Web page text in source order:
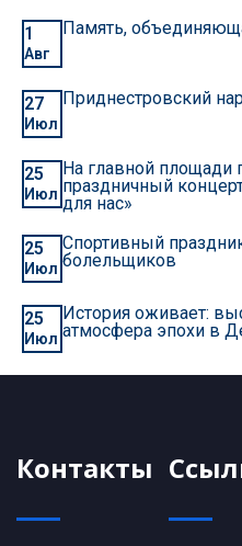
1
Авг
Память,
27
Июл
Приднестровский
25
Июл
На главной площади
праздничный
для нас»
25
Июл
Спортивный
болельщиков
25
Июл
История оживает:
атмосфера эпохи в
Контакты